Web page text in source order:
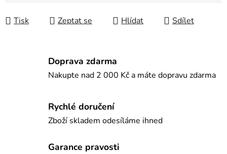
Tisk
Zeptat se Hlídat Sdílet
Doprava zdarma
Nakupte nad 2 000 Kč a máte dopravu zdarma
Rychlé doručení
Zboží skladem odesíláme ihned
Garance pravosti